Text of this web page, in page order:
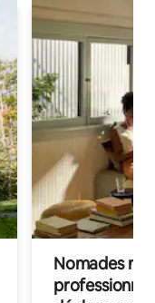
Nomades